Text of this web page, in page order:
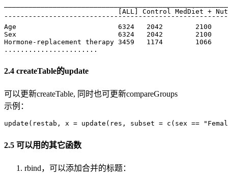
[ALL] Control MedDiet
Age                         6324   2042        2100
Sex                         6324   2042
Hormone-replacement therapy 3459   1174
.......................
2.4 createTable的update
可以更新createTable, 同时也可更新compareGroups
示例：
update(restab, x = update(res, subset = c(sex ==
2.5 可以用的其它函数
rbind，可以添加合并的标题：